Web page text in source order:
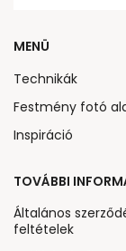
MENÜ
Technikák
Festmény fotó
Inspiráció
TOVÁBBI
Általános
feltételek